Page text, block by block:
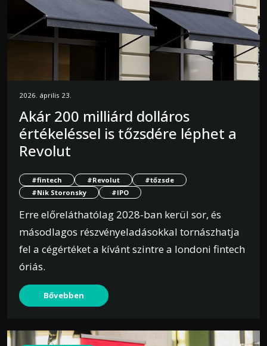
2026. április 23.
Akár 200 milliárd dolláros
értékeléssel is tőzsdére léphet a
Revolut
#fintech #Revolut
#tőzsde
#Nik Storonsky
#IPO
Erre előreláthatólag 2028-ban kerül sor, és
másodlagos részvényeladásokkal tornászhatja
fel a cégértéket a kívánt szintre a londoni fintech
óriás.
Bővebben